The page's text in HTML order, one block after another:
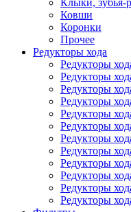
Клыки, зубья-
Ковши
Коронки
Прочее
Редукторы хода
Редукторы
Редукторы
Редукторы
Редукторы
Редукторы
Редукторы
Редукторы
Редукторы
Редукторы
Редукторы
Редукторы
Редукторы